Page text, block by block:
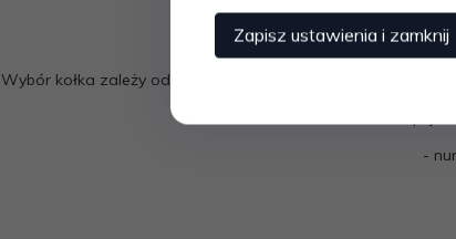
Wieszak nie posiada
Wybór kołka zależy od podłoża, na którym zamocowany
-
Zapisz ustawienia i zamknij